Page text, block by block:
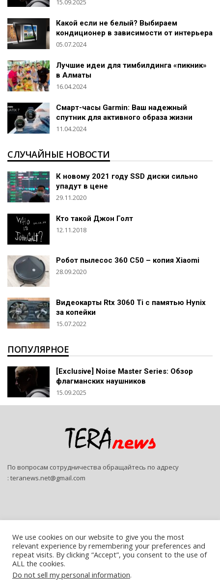
15.09.2025
Какой если не белый? Выбираем
кондиционер в зависимости от интерьера
05.07.2024
Лучшие идеи для тимбилдинга «пикник»
в Алматы
16.04.2024
Смарт-часы Garmin: Ваш надежный
спутник для активного образа жизни
11.04.2024
СЛУЧАЙНЫЕ НОВОСТИ
К новому 2021 году SSD диски сильно
упадут в цене
29.11.2020
Кто такой Джон Голт
12.11.2018
Робот пылесос 360 C50 – копия Xiaomi
28.09.2020
Видеокарты Rtx 3060 Ti c памятью Hynix
за копейки
15.07.2022
ПОПУЛЯРНОЕ
[Exclusive] Noise Master Series: Обзор
флагманских наушников
15.09.2025
По вопросам сотрудничества обращайтесь по адресу
: teranews.net@gmail.com
© 2026 - Teranews. All Rights Reserved.
We use cookies on our website to give you the most
relevant experience by remembering your preferences and
repeat visits. By clicking “Accept”, you consent to the use of
ALL the cookies.
Do not sell my personal information.